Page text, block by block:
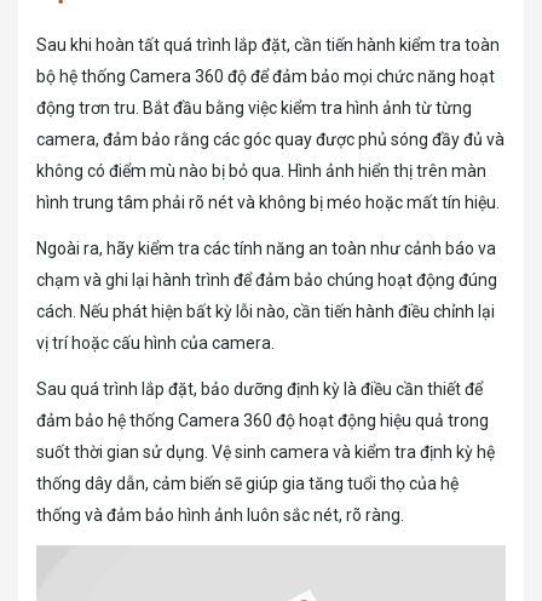
Sau khi hoàn tất quá trình lắp đặt, cần tiến hành kiểm tra toàn
bộ hệ thống Camera 360 độ để đảm bảo mọi chức năng hoạt
động trơn tru. Bắt đầu bằng việc kiểm tra hình ảnh từ từng
camera, đảm bảo rằng các góc quay được phủ sóng đầy đủ và
không có điểm mù nào bị bỏ qua. Hình ảnh hiển thị trên màn
hình trung tâm phải rõ nét và không bị méo hoặc mất tín hiệu.
Ngoài ra, hãy kiểm tra các tính năng an toàn như cảnh báo va
chạm và ghi lại hành trình để đảm bảo chúng hoạt động đúng
cách. Nếu phát hiện bất kỳ lỗi nào, cần tiến hành điều chỉnh lại
vị trí hoặc cấu hình của camera.
Sau quá trình lắp đặt, bảo dưỡng định kỳ là điều cần thiết để
đảm bảo hệ thống Camera 360 độ hoạt động hiệu quả trong
suốt thời gian sử dụng. Vệ sinh camera và kiểm tra định kỳ hệ
thống dây dẫn, cảm biến sẽ giúp gia tăng tuổi thọ của hệ
thống và đảm bảo hình ảnh luôn sắc nét, rõ ràng.